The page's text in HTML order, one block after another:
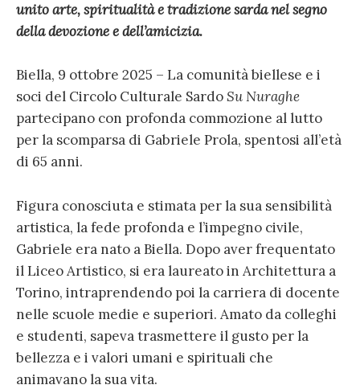
unito arte, spiritualità e tradizione sarda nel segno
della devozione e dell’amicizia.
Biella, 9 ottobre 2025 – La comunità biellese e i
soci del Circolo Culturale SardoSu Nuraghe
partecipano con profonda commozione al lutto
per la scomparsa di Gabriele Prola, spentosi all’età
di 65 anni.
Figura conosciuta e stimata per la sua sensibilità
artistica, la fede profonda e l’impegno civile,
Gabriele era nato a Biella. Dopo aver frequentato
il Liceo Artistico, si era laureato in Architettura a
Torino, intraprendendo poi la carriera di docente
nelle scuole medie e superiori. Amato da colleghi
e studenti, sapeva trasmettere il gusto per la
bellezza e i valori umani e spirituali che
animavano la sua vita.